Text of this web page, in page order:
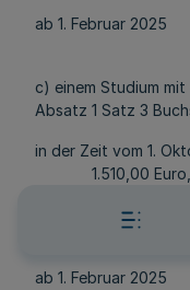
ab 1. Februar 2025
c) einem Studium
Absatz 1 Satz 3
in der Zeit vom 1.
1.510,00 Euro,
in der Zeit vom 1.
ab 1. Februar 2025